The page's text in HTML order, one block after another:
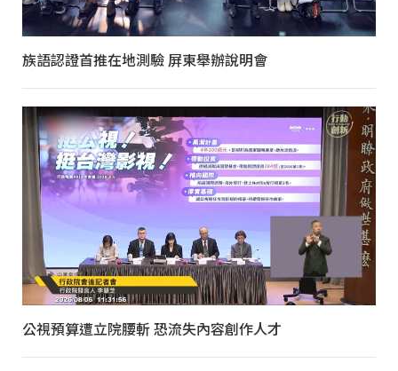
族語認證首推在地測驗 屏東舉辦說明會
公視預算遭立院腰斬 恐流失內容創作人才